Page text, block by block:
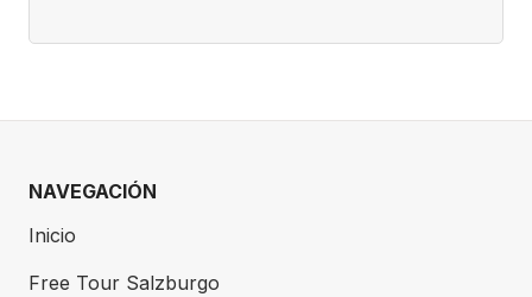
NAVEGACIÓN
Inicio
Free Tour Salzburgo